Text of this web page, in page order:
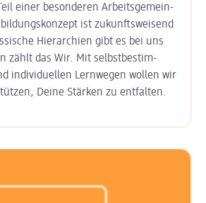
einer besonderen Arbeits­gemein­
ist zukunfts­weisend
Hierarchien gibt es bei uns
zählt das Wir. Mit selbst­bestim­
indi­viduel­len Lern­wegen wollen wir
Deine Stärken zu entfalten.